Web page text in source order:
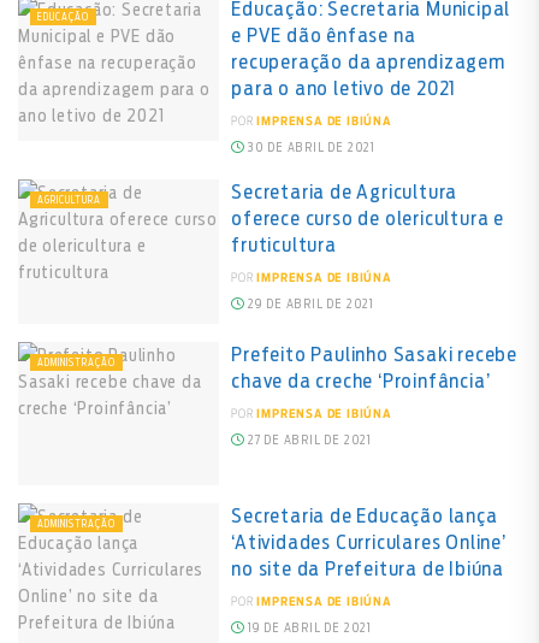
EDUCAÇÃO
Educação: Secretaria Municipal
e PVE dão ênfase na
recuperação da aprendizagem
para o ano letivo de 2021
POR IMPRENSA DE IBIÚNA
30 DE ABRIL DE 2021
AGRICULTURA
Secretaria de Agricultura
oferece curso de olericultura e
fruticultura
POR IMPRENSA DE IBIÚNA
29 DE ABRIL DE 2021
ADMINISTRAÇÃO
Prefeito Paulinho Sasaki recebe
chave da creche ‘Proinfância’
POR IMPRENSA DE IBIÚNA
27 DE ABRIL DE 2021
ADMINISTRAÇÃO
Secretaria de Educação lança
‘Atividades Curriculares Online’
no site da Prefeitura de Ibiúna
POR IMPRENSA DE IBIÚNA
19 DE ABRIL DE 2021